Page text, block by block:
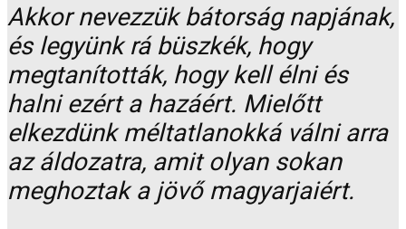
Akkor nevezzük bátorság napjának,
és legyünk rá büszkék, hogy
megtanították, hogy kell élni és
halni ezért a hazáért. Mielőtt
elkezdünk méltatlanokká válni arra
az áldozatra, amit olyan sokan
meghoztak a jövő magyarjaiért.